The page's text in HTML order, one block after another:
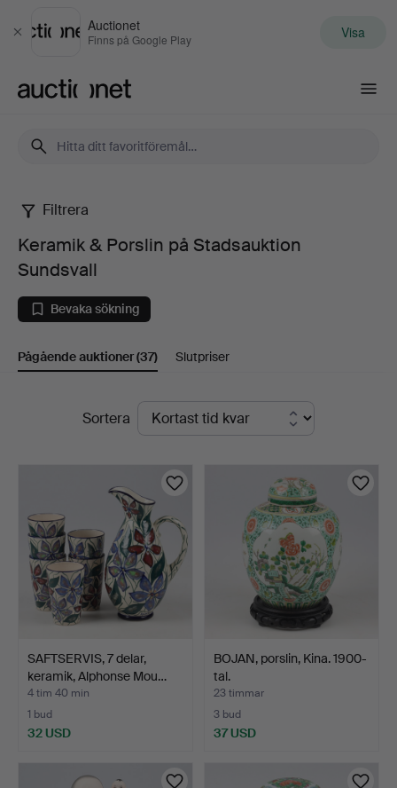
Stäng
Auctionet
Finns på Google Play Visa
Keramik
Porslin
på
Sundsvall
Filtrera
Keramik & Porslin på Stadsauktion
Sundsvall
Bevaka sökning
Pågående auktioner(37) Slutpriser
PågåendeSortera
SAFTSERVIS, 7 delar,
keramik, Alphonse Mou…
4 tim 40 min
1 bud
32 USD
BOJAN, porslin, Kina. 1900-
tal.
23 timmar
3 bud
37 USD